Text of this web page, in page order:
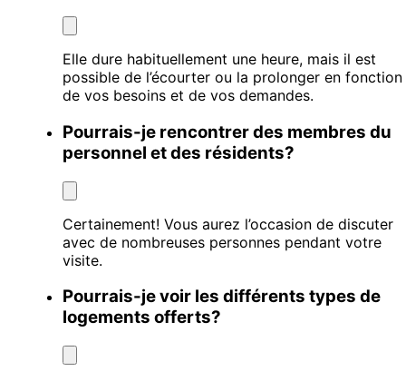
Elle dure habituellement une heure, mais il est
possible de l’écourter ou la prolonger en fonction
de vos besoins et de vos demandes.
Pourrais-je rencontrer des membres du
personnel et des résidents?
Certainement! Vous aurez l’occasion de discuter
avec de nombreuses personnes pendant votre
visite.
Pourrais-je voir les différents types de
logements offerts?